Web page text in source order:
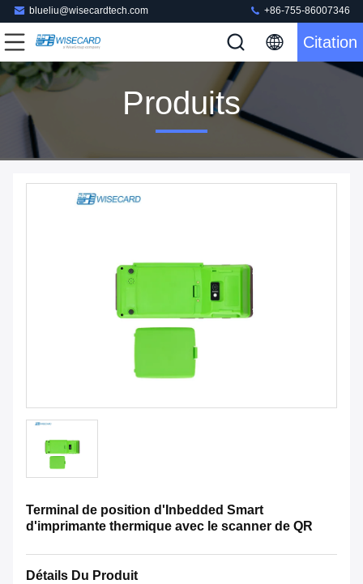
blueliu@wisecardtech.com +86-755-86007346
Citation
Produits
Terminal de position d'Inbedded Smart
d'imprimante thermique avec le scanner de QR
Détails Du Produit